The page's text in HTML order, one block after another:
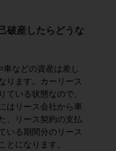
破産したらどうな
などの資産は差し
ります。カーリース
いる状態なので、
はリース会社から車
、リース契約の支払
いる期間分のリース
になります。